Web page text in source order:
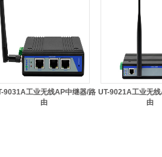
9031A工业无线AP中继器/路
由
UT-9021A工业无
由